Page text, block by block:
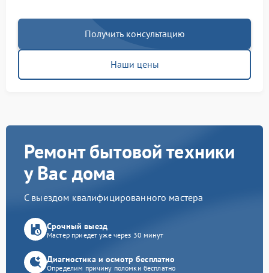
Получить консультацию
Наши цены
Ремонт бытовой техники
у Вас дома
С выездом квалифицированного мастера
Срочный выезд
Мастер приедет уже через 30 минут
Диагностика и осмотр бесплатно
Определим причину поломки бесплатно